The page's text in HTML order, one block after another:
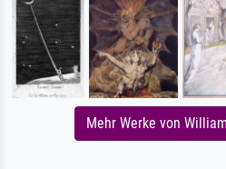
Mehr Werke von